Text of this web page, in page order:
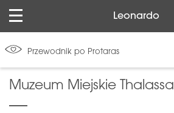
Leonardo
Przewodnik po Protaras
Muzeum Miejskie Thalassa